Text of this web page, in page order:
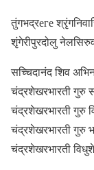
तुंगभद्रеге
शृंगेरीपुरदोलु
सच्चिदानंद शिव
चंद्रशेखरभारती गुरु
चंद्रशेखरभारती गुरु
चंद्रशेखरभारती गुरु
चंद्रशेखरभारती